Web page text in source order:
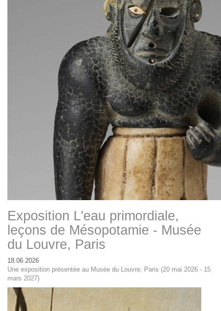
Exposition L'eau primordiale,
leçons de Mésopotamie - Musée
du Louvre, Paris
18.06.2026
Une exposition présentée au Musée du Louvre, Paris (20 mai 2026 - 15
mars 2027)